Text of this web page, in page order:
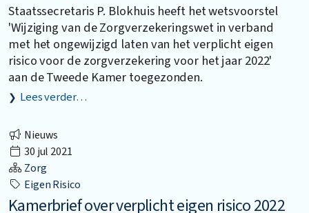
Staatssecretaris P. Blokhuis heeft het wetsvoorstel
'Wijziging van de Zorgverzekeringswet in verband
met het ongewijzigd laten van het verplicht eigen
risico voor de zorgverzekering voor het jaar 2022'
aan de Tweede Kamer toegezonden.
Lees verder…
Nieuws
30 jul 2021
Zorg
Eigen Risico
Kamerbrief over verplicht eigen risico 2022